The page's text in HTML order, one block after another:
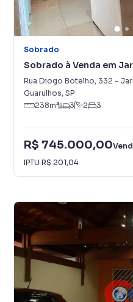
Sobrado
Sobrado à Venda em
Rua Diogo Botelho, 332 -
Guarulhos, SP
238m² 3 2 3
R$ 745.000,00
IPTU R$ 201,04